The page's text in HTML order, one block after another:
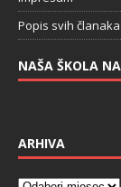
Popis svih članaka
NAŠA ŠKOLA
ARHIVA